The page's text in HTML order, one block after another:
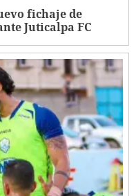
fichaje de
Juticalpa FC